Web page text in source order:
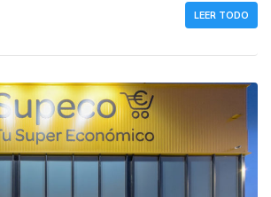
LEER TODO